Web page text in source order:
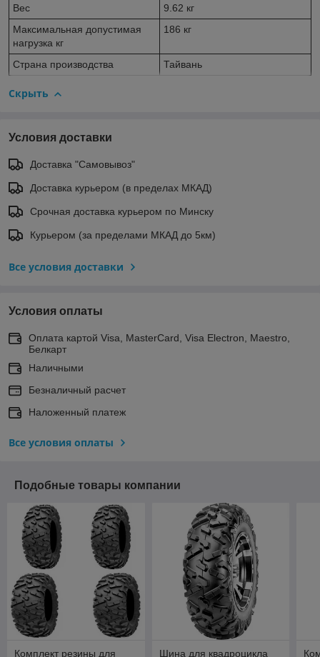
Вес
9.62 кг
Максимальная допустимая
нагрузка кг
186 кг
Страна производства Тайвань
Скрыть
Условия доставки
Доставка "Самовывоз"
Доставка курьером (в пределах МКАД)
Срочная доставка курьером по Минску
Курьером (за пределами МКАД до 5км)
Все условия доставки
Условия оплаты
Оплата картой Visa, MasterCard, Visa Electron, Maestro,
Белкарт
Наличными
Безналичный расчет
Наложенный платеж
Все условия оплаты
Подобные товары компании
Комплект резины для
Шина для квадроцикла